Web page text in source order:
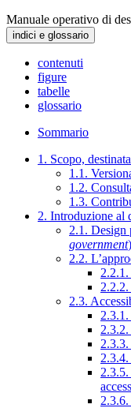
Manuale operativo di
indici e glossario
contenuti
figure
tabelle
glossario
Sommario
1. Scopo,
1.1.
1.2.
1.3.
2. Introduzione al
2.1. Design
government)
2.2.
2.3.